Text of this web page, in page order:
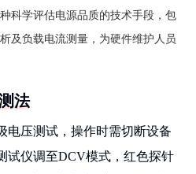
科学评估电源品质的技术手段，包
及负载电流测量，为硬件维护人员
法
电压测试，操作时需切断设备
试仪调至DCV模式，红色探针